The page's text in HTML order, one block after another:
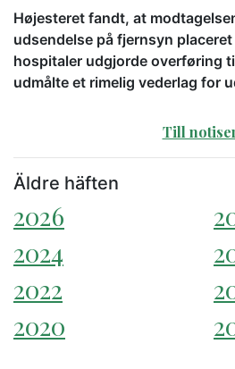
Højesteret fandt, at
udsendelse på fjernsyn
hospitaler udgjorde overføring
udmålte et rimelig vederlag for
Till
Äldre häften
2026
2024
2022
2020